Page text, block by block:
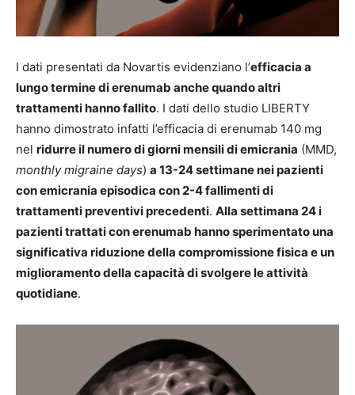
I dati presentati da Novartis evidenziano l’efficacia a
lungo termine di erenumab anche quando altri
trattamenti hanno fallito. I dati dello studio LIBERTY
hanno dimostrato infatti l’efficacia di erenumab 140 mg
nel ridurre il numero di giorni mensili di emicrania (MMD,
monthly migraine days) a 13-24 settimane nei pazienti
con emicrania episodica con 2-4 fallimenti di
trattamenti preventivi precedenti. Alla settimana 24 i
pazienti trattati con erenumab hanno sperimentato una
significativa riduzione della compromissione fisica e un
miglioramento della capacità di svolgere le attività
quotidiane.